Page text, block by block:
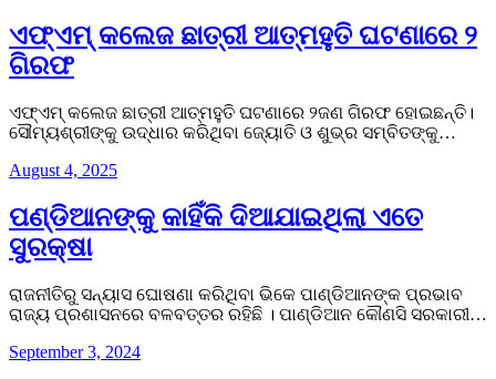
ଏଫ୍‌ଏମ୍‌ କଲେଜ ଛାତ୍ରୀ ଆତ୍ମହୁତି ଘଟଣାରେ ୨
ଗିରଫ
ଏଫ୍‌ଏମ୍‌ କଲେଜ ଛାତ୍ରୀ ଆତ୍ମହୁତି ଘଟଣାରେ ୨ଜଣ ଗିରଫ ହୋଇଛନ୍ତି।
ସୌମ୍ୟଶ୍ରୀଙ୍କୁ ଉଦ୍ଧାର କରିଥିବା ଜ୍ୟୋତି ଓ ଶୁଭ୍ର ସମ୍ବିତଙ୍କୁ…
August 4, 2025
ପଣ୍ଡିଆନଙ୍କୁ କାହିଁକି ଦିଆଯାଇଥିଲା ଏତେ
ସୁରକ୍ଷା
ରାଜନୀତିରୁ ସନ୍ୟାସ ଘୋଷଣା କରିଥିବା ଭିକେ ପାଣ୍ଡିଆନଙ୍କ ପ୍ରଭାବ
ରାଜ୍ୟ ପ୍ରଶାସନରେ ବଳବତ୍ତର ରହିଛି । ପାଣ୍ଡିଆନ କୌଣସି ସରକାରୀ…
September 3, 2024